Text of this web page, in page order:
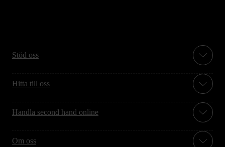
Stöd oss
Hitta till oss
Handla second hand online
Om oss